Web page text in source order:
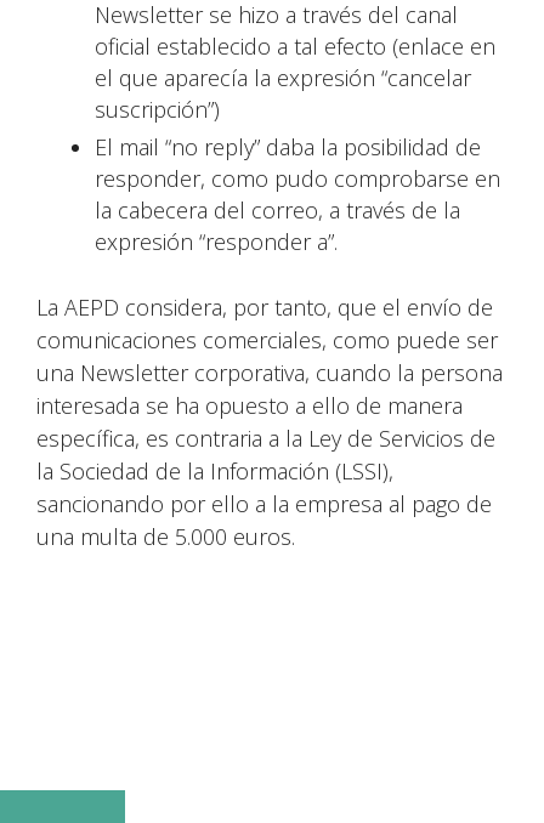
Newsletter se hizo a través del canal
oficial establecido a tal efecto (enlace en
el que aparecía la expresión “cancelar
suscripción”)
El mail “no reply” daba la posibilidad de
responder, como pudo comprobarse en
la cabecera del correo, a través de la
expresión “responder a”.
La AEPD considera, por tanto, que el envío de
comunicaciones comerciales, como puede ser
una Newsletter corporativa, cuando la persona
interesada se ha opuesto a ello de manera
específica, es contraria a la Ley de Servicios de
la Sociedad de la Información (LSSI),
sancionando por ello a la empresa al pago de
una multa de 5.000 euros.